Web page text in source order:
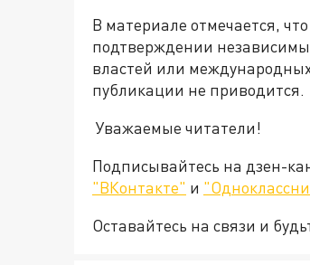
В материале отмечается,
подтверждении
властей или
публикации не приводится.
Уважаемые читатели!
Подписывайтесь на дзен-
"ВКонтакте" и
Оставайтесь на связи и